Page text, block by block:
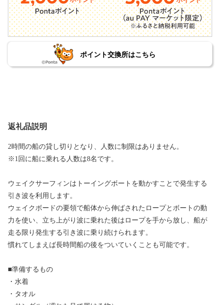
ポイント交換所はこちら
返礼品説明
2時間の船の貸し切りとなり、人数に制限はありません。
※1回に船に乗れる人数は8名です。
ウェイクサーフィンはトーイングボートを動かすことで発生する
引き波を利用します。
ウェイクボードの要領で船体から伸ばされたロープとボートの動
力を使い、立ち上がり波に乗れた後はロープを手から放し、船が
走る限り発生する引き波に乗り続けられます。
慣れてしまえば長時間船の後をついていくことも可能です。
■準備するもの
・水着
・タオル